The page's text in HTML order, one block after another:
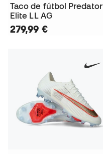
Taco de fútbol Predator
Elite LL AG
279,99 €